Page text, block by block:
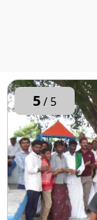
5/ 5